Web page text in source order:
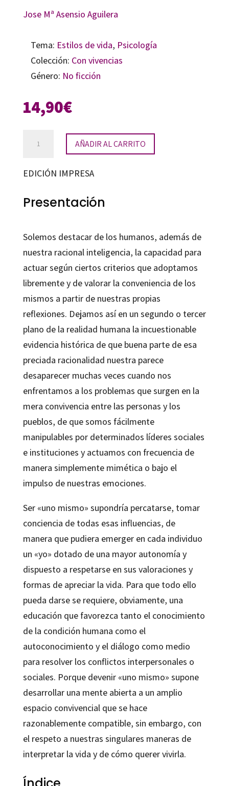
Jose Mª Asensio Aguilera
Tema: Estilos de vida, Psicología
Colección: Con vivencias
Género: No ficción
14,90€
de
mismo
AÑADIR AL CARRITO
EDICIÓN IMPRESA
Presentación
Solemos destacar de los humanos, además de
nuestra racional inteligencia, la capacidad para
actuar según ciertos criterios que adoptamos
libremente y de valorar la conveniencia de los
mismos a partir de nuestras propias
reflexiones. Dejamos así en un segundo o tercer
plano de la realidad humana la incuestionable
evidencia histórica de que buena parte de esa
preciada racionalidad nuestra parece
desaparecer muchas veces cuando nos
enfrentamos a los problemas que surgen en la
mera convivencia entre las personas y los
pueblos, de que somos fácilmente
manipulables por determinados líderes sociales
e instituciones y actuamos con frecuencia de
manera simplemente mimética o bajo el
impulso de nuestras emociones.
Ser «uno mismo» supondría percatarse, tomar
conciencia de todas esas influencias, de
manera que pudiera emerger en cada individuo
un «yo» dotado de una mayor autonomía y
dispuesto a respetarse en sus valoraciones y
formas de apreciar la vida. Para que todo ello
pueda darse se requiere, obviamente, una
educación que favorezca tanto el conocimiento
de la condición humana como el
autoconocimiento y el diálogo como medio
para resolver los conflictos interpersonales o
sociales. Porque devenir «uno mismo» supone
desarrollar una mente abierta a un amplio
espacio convivencial que se hace
razonablemente compatible, sin embargo, con
el respeto a nuestras singulares maneras de
interpretar la vida y de cómo querer vivirla.